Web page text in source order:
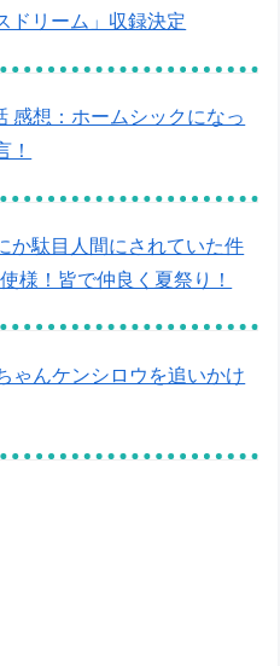
ドリーム」収録決定
感想：ホームシックになっ
！
か駄目人間にされていた件
様！皆で仲良く夏祭り！
ゃんケンシロウを追いかけ